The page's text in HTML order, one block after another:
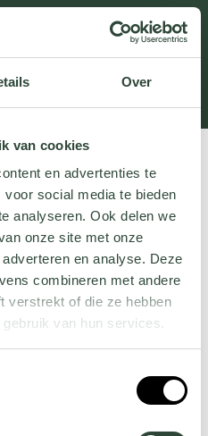
Over
van cookies
en advertenties te
social media te bieden
analyseren. Ook delen we
onze site met onze
en analyse. Deze
combineren met andere
verstrekt of die ze hebben
van hun services.
gewartet.
können Sie uns
oder uns unter